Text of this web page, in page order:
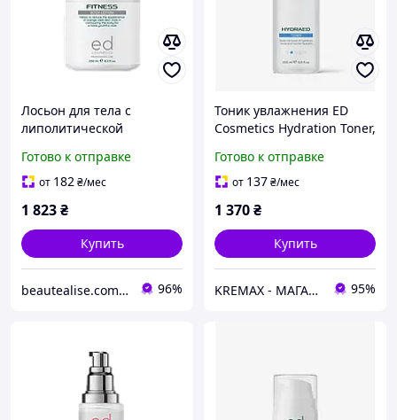
Лосьон для тела с
липолитической
lotion ED Cosmetics 250 мл
Готово к отправке
от 182₴/мес
1 823₴
Купить
beautealise.com.ua 96%
Тоник увлажнения ED
Cosmetics Hydration Toner,
Готово к отправке
от 137₴/мес
1 370₴
Купить
KREMAX - МАГАЗИН КОСМЕТИКИ 95%